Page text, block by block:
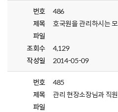
번호
486
제목
호국원을 관리하시는
파일
조회수
4,129
작성일
2014-05-09
번호
485
제목
관리 현장소장님과 직
파일